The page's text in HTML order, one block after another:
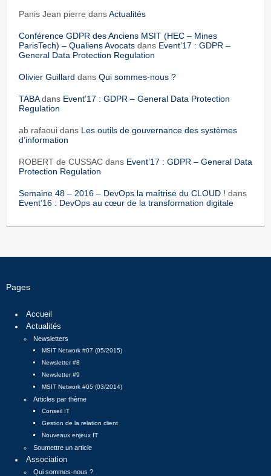
Panis Jean pierre dansActualités
Conférence GDPR des Anciens MSIT (HEC – Mines
ParisTech) – Qualiens Avocats dans Event’17 : GDPR –
General Data Protection Regulation
Olivier Guillard dans Qui sommes-nous ?
TABAdans Event’17 : GDPR – General Data Protection
Regulation
ab rafaoui dans Les outils de gouvernance des systèmes
d’information
ROBERT de CUSSAC dans Event’17 : GDPR – General Data
Protection Regulation
Semaine 48 – 2016 – DevOps la maîtrise du CLOUD ! dans
Event’16 : DevOps au cœur de la transformation digitale
Pages
Accueil
Actualités
Newsletters
MSIT Network #07 (05/2015)
Newsletter #8
Newsletter #9
MSIT Network #05 (03/2014)
Articles par thème
Conseil IT
Gestion de la relation client
Nouveaux enjeux IT
Soumettre un article
Association
Qui sommes-nous ?